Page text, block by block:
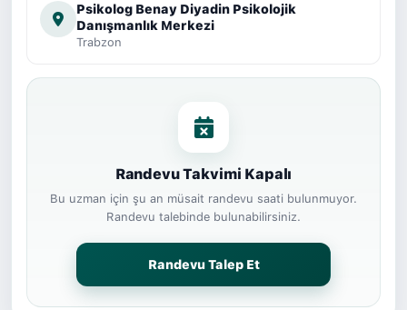
Psikolog Benay Diyadin Psikolojik
Danışmanlık Merkezi
Trabzon
Randevu Takvimi Kapalı
Bu uzman için şu an müsait randevu saati bulunmuyor.
Randevu talebinde bulunabilirsiniz.
Randevu Talep Et